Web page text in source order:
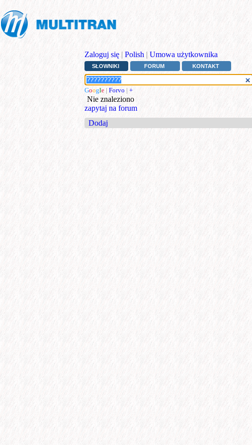
Zaloguj się | Polish | Umowa użytkownika
SŁOWNIKI FORUM KONTAKT
Google | Forvo | +
Nie znaleziono
zapytaj na forum
Dodaj